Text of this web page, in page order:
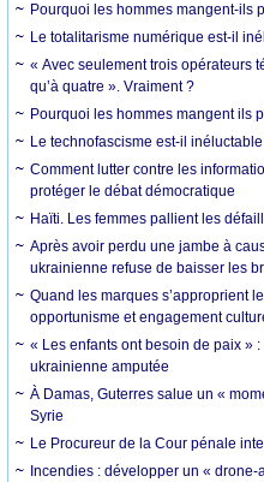
Pourquoi les hommes mangent-ils
Le totalitarisme numérique est-il
« Avec seulement trois opérateurs
qu’à quatre ». Vraiment ?
Pourquoi les hommes mangent ils
Le technofascisme est-il
Comment lutter contre les
protéger le débat démocratique
Haïti. Les femmes pallient les
Après avoir perdu une jambe à
ukrainienne refuse de baisser les
Quand les marques s’approprient
opportunisme et engagement
« Les enfants ont besoin de paix »
ukrainienne amputée
À Damas, Guterres salue un «
Syrie
Le Procureur de la Cour pénale
Incendies : développer un «